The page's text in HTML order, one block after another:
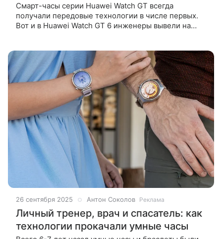
Смарт-часы серии Huawei Watch GT всегда
получали передовые технологии в числе первых.
Вот и в Huawei Watch GT 6 инженеры вывели на
26 сентября 2025 Антон Соколов Реклама
Личный тренер, врач и спасатель: как
технологии прокачали умные часы